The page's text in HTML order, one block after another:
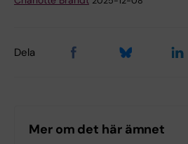
Dela
Mer om det här ämnet